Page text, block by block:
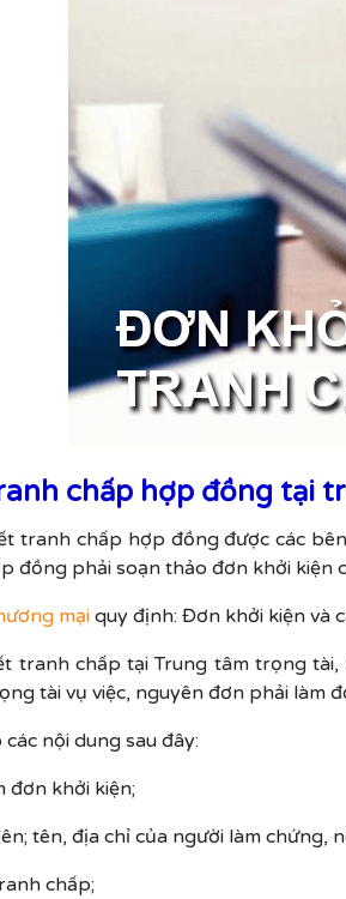
chấp hợp đồng tại
tranh chấp hợp đồng được các
đồng phải soạn thảo đơn khởi kiện
mại quy định: Đơn khởi kiện và
tranh chấp tại Trung tâm trọng
tài vụ việc, nguyên đơn phải làm
nội dung sau đây:
đơn khởi kiện;
tên, địa chỉ của người làm chứng,
chấp;